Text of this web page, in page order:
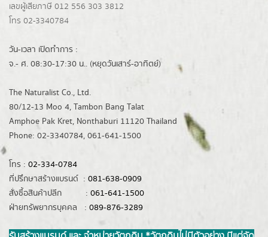
เลขผู้เสียภาษี 012 556 303 3812
โทร 02-3340784
วัน-เวลา เปิดทำการ :
จ.- ศ. 08:30-17:30 น.. (หยุดวันเสาร์-อาทิตย์)
The Naturalist Co., Ltd.
80/12-13 Moo 4, Tambon Bang Talat
Amphoe Pak Kret, Nonthaburi 11120 Thailand
Phone: 02-3340784, 061-641-1500
โทร : 02-334-0784
ที่ปรึกษาสร้างแบรนด์ : 081-638-0909
สั่งซื้อสินค้าปลีก : 061-641-1500
ฝ่ายทรัพยากรบุคคล : 089-876-3289